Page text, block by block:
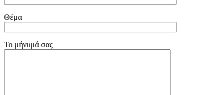
Θέμα
Το μήνυμά σας